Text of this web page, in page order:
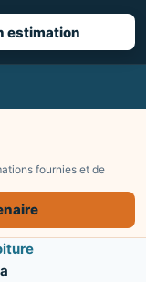
estimation
fournies et de